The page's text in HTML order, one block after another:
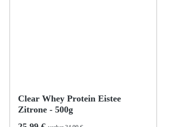
Clear Whey Protein Eistee
Zitrone - 500g